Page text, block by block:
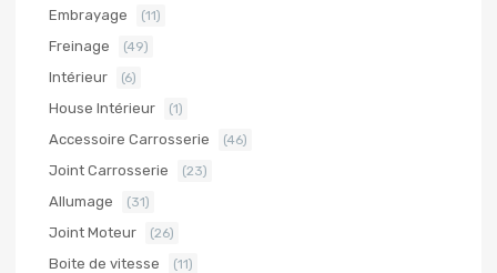
Embrayage (11)
Freinage (49)
Intérieur (6)
House Intérieur (1)
Accessoire Carrosserie (46)
Joint Carrosserie (23)
Allumage (31)
Joint Moteur (26)
Boite de vitesse (11)